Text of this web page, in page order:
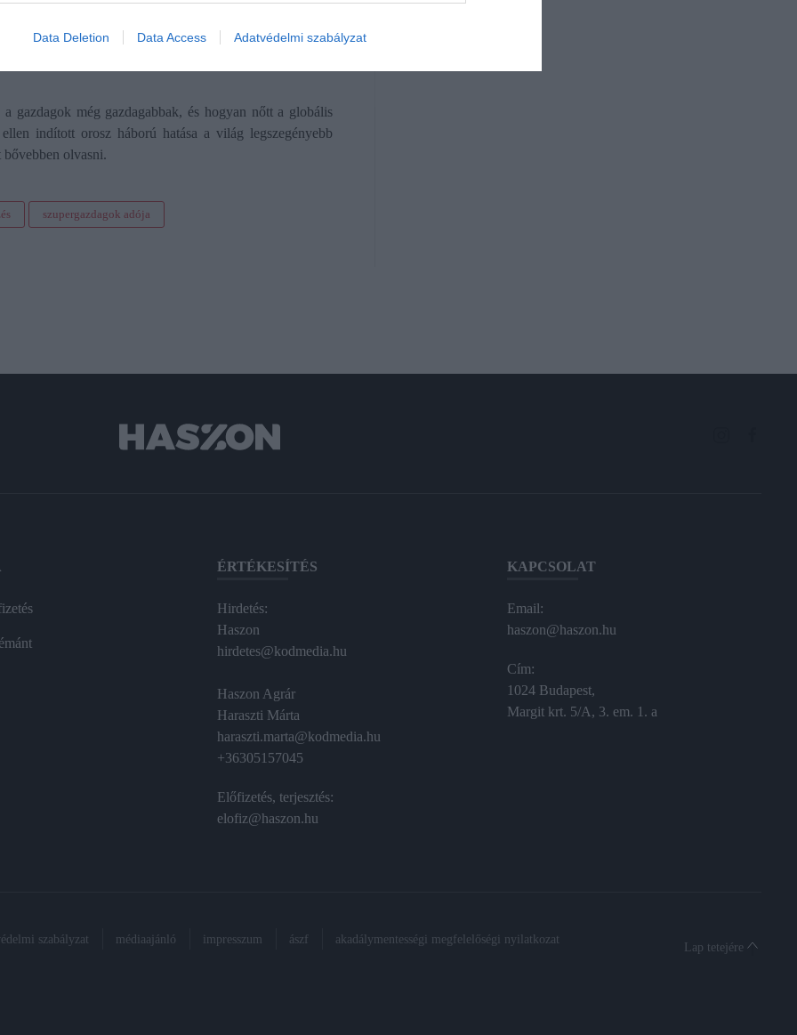
Data Deletion Data Access Adatvédelmi szabályzat
gazdagok még gazdagabbak, és hogyan nőtt a globális
indított orosz háború hatása a világ legszegényebb
bővebben olvasni.
szupergazdagok adója
ÉRTÉKESÍTÉS
Hirdetés:
Haszon
hirdetes@kodmedia.hu
Haszon Agrár
Haraszti Márta
haraszti.marta@kodmedia.hu
+36305157045
Előfizetés, terjesztés:
elofiz@haszon.hu
KAPCSOLAT
Email:
haszon@haszon.hu
Cím:
1024 Budapest,
Margit krt. 5/A, 3. em. 1. a
szabályzat médiaajánló impresszum ászf akadálymentességi megfelelőségi nyilatkozat
Lap tetejére